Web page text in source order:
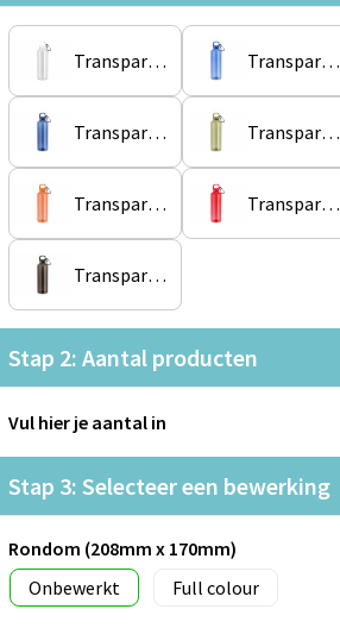
Transparant Transparant / Blauw
Transparant / Donkerblauw Transparant / Olijfgroen
Transparant / Oranje Transparant / Rood
Transparant / Zwart
Stap 2: Aantal producten
Vul hier je aantal in
Stap 3: Selecteer een bewerking
Rondom (208mm x 170mm)
Onbewerkt
Full colour